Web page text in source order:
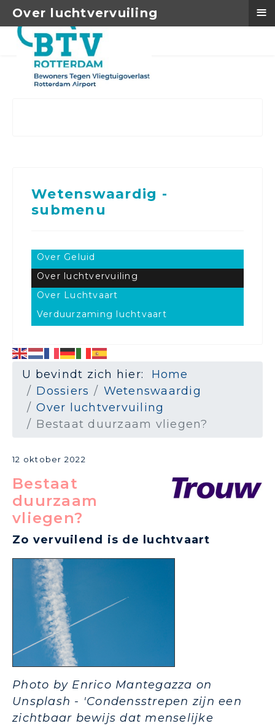
Wetenswaardig -
submenu
Over Geluid
Over luchtvervuiling
Over Luchtvaart
Verduurzaming luchtvaart
U bevindt zich hier: Home
Dossiers
Wetenswaardig
Over luchtvervuiling
Bestaat duurzaam vliegen?
12 oktober 2022
Bestaat
duurzaam
vliegen?
Zo vervuilend is de luchtvaart
Photo by Enrico Mantegazza on
Unsplash - 'Condensstrepen zijn een
zichtbaar bewijs dat menselijke
Over luchtvervuiling ≡